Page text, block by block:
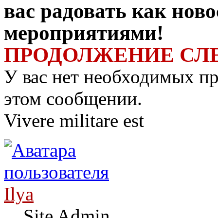
вас радовать как
мероприятиями!
ПРОДОЛЖЕНИЕ
У вас нет необходимых
этом сообщении.
Vivere militare est
Ilya